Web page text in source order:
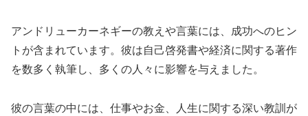
アンドリューカーネギーの教えや言葉には、成功へのヒン
トが含まれています。彼は自己啓発書や経済に関する著作
を数多く執筆し、多くの人々に影響を与えました。
彼の言葉の中には、仕事やお金、人生に関する深い教訓が